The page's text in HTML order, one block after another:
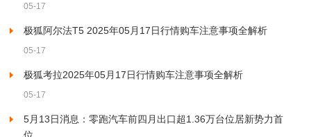
05-17
极狐阿尔法T5 2025年05月17日行情购车注意事项全解析
05-17
极狐考拉2025年05月17日行情购车注意事项全解析
05-17
5月13日消息：零跑汽车前四月出口超1.36万台位居新势力首
位